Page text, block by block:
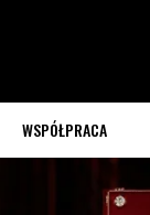
WSPÓŁPRACA